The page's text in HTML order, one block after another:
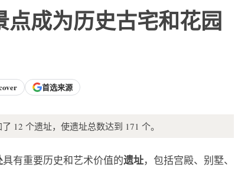
成为历史古宅和花园
首选来源
12 个遗址，使遗址总数达到 171 个。
具有重要历史和艺术价值的遗址，包括宫殿、别墅、